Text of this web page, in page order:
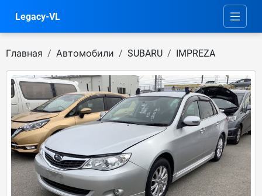
Legacy-VL
Главная Автомобили SUBARU IMPREZA